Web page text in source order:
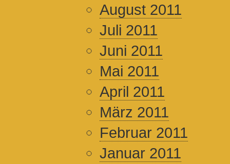
August 2011
Juli 2011
Juni 2011
Mai 2011
April 2011
März 2011
Februar 2011
Januar 2011